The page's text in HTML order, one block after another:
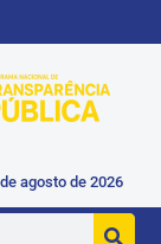
agosto de 2026